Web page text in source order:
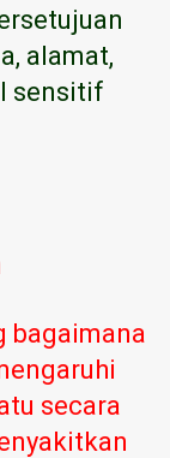
alamat,
sensitif
bagaimana
secara